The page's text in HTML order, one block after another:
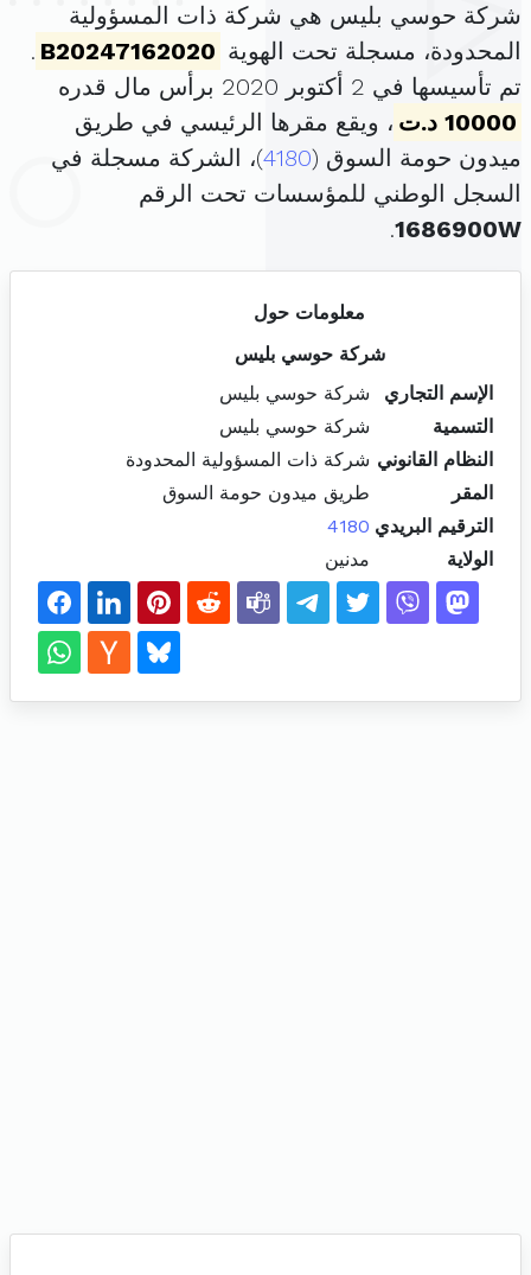
شركة حوسي بليس هي شركة ذات المسؤولية
المحدودة، مسجلة تحت الهوية B20247162020
.
تم تأسيسها في 2 أكتوبر 2020 برأس مال قدره
10000 د.ت
، ويقع مقرها الرئيسي في طريق
ميدون حومة السوق (4180)، الشركة مسجلة في
السجل الوطني للمؤسسات تحت الرقم
1686900W
.
معلومات حول
شركة حوسي بليس
الإسم التجاري
شركة حوسي بليس
التسمية
شركة حوسي بليس
النظام القانوني شركة ذات المسؤولية المحدودة
المقر
طريق ميدون حومة السوق
الترقيم البريدي 4180
الولاية
مدنين